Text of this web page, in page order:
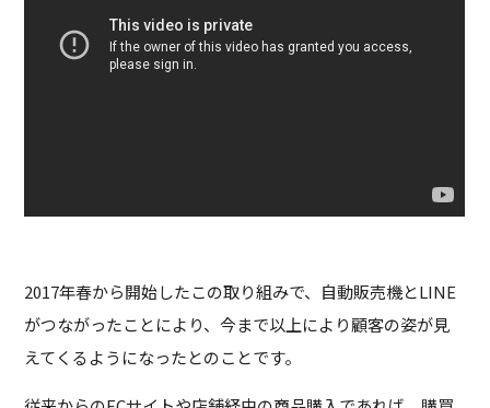
2017年春から開始したこの取り組みで、自動販売機とLINE
がつながったことにより、今まで以上により顧客の姿が見
えてくるようになったとのことです。